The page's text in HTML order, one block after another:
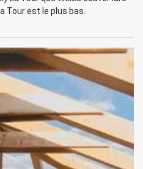
Tour est le plus bas.